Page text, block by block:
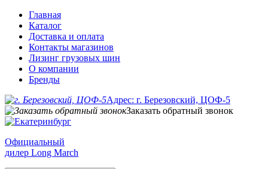
Главная
Каталог
Доставка и оплата
Контакты магазинов
Лизинг грузовых шин
О компании
Бренды
Адрес: г. Березовский, ЦОФ-5
Заказать обратный звонок
Официальный
дилер Long March